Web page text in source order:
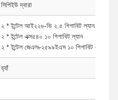
সিপিইউ দ্বারা
২ * ইন্টেল আই২২৬-ভি ২.৫ গিগাবিট ল্যান
২ * ইন্টেল এক্স৫৪০ ১০ গিগাবিট ল্যান
২ * ইন্টেল জেএল৮২৫৯৯ইএস ১০ গিগাবিট এসএফপি
হ্যাঁ